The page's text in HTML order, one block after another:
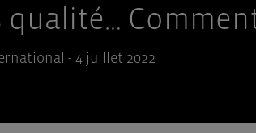
- 4 juillet 2022